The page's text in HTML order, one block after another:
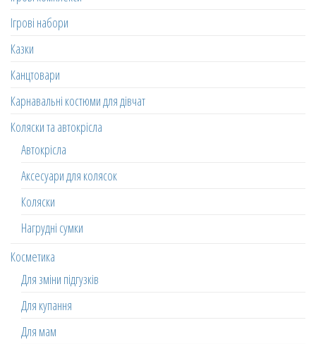
Ігрові набори
Казки
Канцтовари
Карнавальні костюми для дівчат
Коляски та автокрісла
Автокрісла
Аксесуари для колясок
Коляски
Нагрудні сумки
Косметика
Для зміни підгузків
Для купання
Для мам